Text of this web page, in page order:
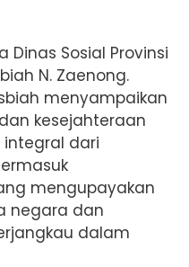
Dinas Sosial Provinsi
N. Zaenong.
menyampaikan
kesejahteraan
dari
mengupayakan
negara dan
dalam